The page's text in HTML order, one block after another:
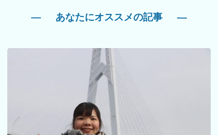
あなたにオススメの記事